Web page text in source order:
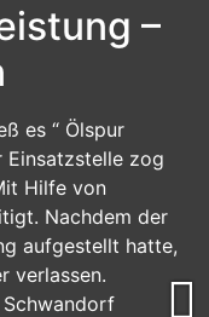
–
es “ Ölspur
Einsatzstelle zog
Hilfe von
Nachdem der
aufgestellt hatte,
verlassen.
Schwandorf